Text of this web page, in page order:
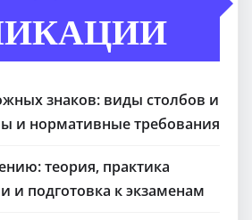
знаков: виды столбов и
и нормативные требования
теория, практика
и подготовка к экзаменам